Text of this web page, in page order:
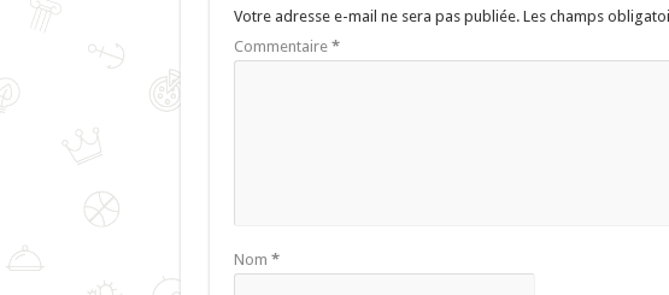
Votre adresse e-mail ne sera pas publiée. Les champs
Commentaire *
Nom *